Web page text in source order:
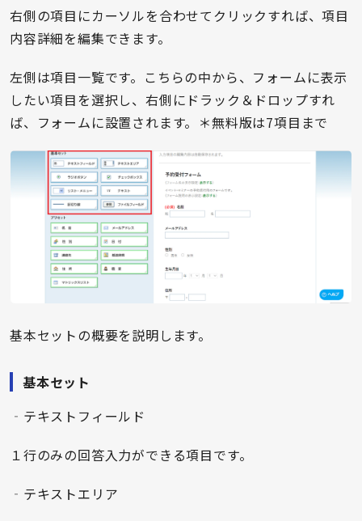
右側の項目にカーソルを合わせてクリックすれば、項目
内容詳細を編集できます。
左側は項目一覧です。こちらの中から、フォームに表示
したい項目を選択し、右側にドラック＆ドロップすれ
ば、フォームに設置されます。＊無料版は7項目まで
基本セットの概要を説明します。
基本セット
‐テキストフィールド
１行のみの回答入力ができる項目です。
‐テキストエリア